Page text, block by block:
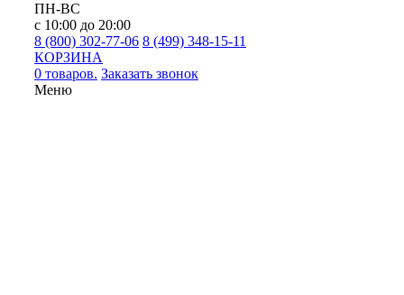
ПН-ВС
с 10:00 до 20:00
8 (800) 302-77-06 8 (499) 348-15-11
КОРЗИНА
0 товаров. Заказать звонок
Меню